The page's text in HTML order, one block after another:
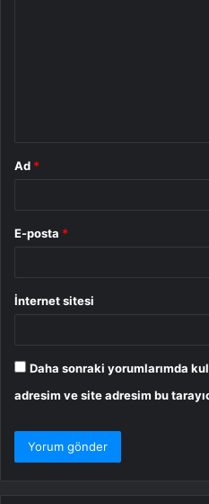
Ad *
E-posta *
İnternet sitesi
Daha sonraki yorumlarımda
adresim ve site adresim bu